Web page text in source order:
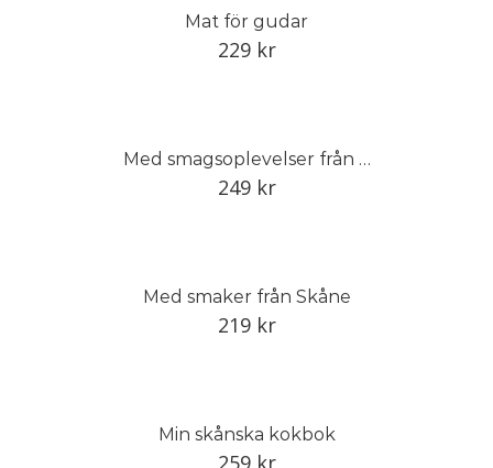
Mat för gudar
229 kr
Med smagsoplevelser från Skåne
249 kr
Med smaker från Skåne
219 kr
Min skånska kokbok
259 kr